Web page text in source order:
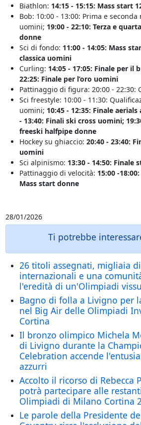
Biathlon: 14:15 - 15:15: Mass start
Bob: 10:00 - 13:00: Prima e
uomini; 19:00 - 22:10: Terza e
donne
Sci di fondo: 11:00 - 14:05: Mass
classica uomini
Curling: 14:05 - 17:05: Finale per il
22:25: Finale per l’oro uomini
Pattinaggio di figura: 20:00 - 22:30:
Sci freestyle: 10:00 - 11:30:
uomini; 10:45 - 12:35: Finale
- 13:40: Finali ski cross uomini;
freeski halfpipe donne
Hockey su ghiaccio: 20:40 - 23:40:
uomini
Sci alpinismo: 13:30 - 14:50: Finale
Pattinaggio di velocità: 15:00 -
Mass start donne
28/01/2026
Ti potrebbe
26 titoli assegnati, migliaia
internazionali e una
l'eredità di un'Olimpiadi
Bagno di folla a Livigno per
nel Big Air delle Olimpiadi
Cortina
Il bronzo olimpico Michela
di Livigno durante la
Celebration accende
azzurri
Accolto il ricorso di Rebecca
potrà partecipare alle
Olimpiadi di Milano Cortina
Le parole della Presidente